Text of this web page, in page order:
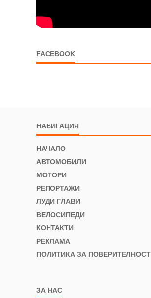
FACEBOOK
НАВИГАЦИЯ
НАЧАЛО
АВТОМОБИЛИ
МОТОРИ
РЕПОРТАЖИ
ЛУДИ ГЛАВИ
ВЕЛОСИПЕДИ
КОНТАКТИ
РЕКЛАМА
ПОЛИТИКА ЗА ПОВЕРИТЕЛНОСТ
ЗА НАС